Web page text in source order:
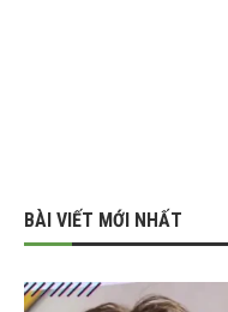
BÀI VIẾT MỚI NHẤT